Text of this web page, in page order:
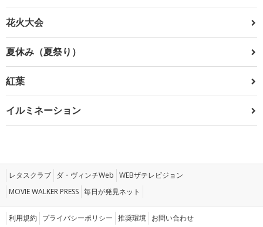
花火大会
夏休み（夏祭り）
紅葉
イルミネーション
レタスクラブ ダ・ヴィンチWeb WEBザテレビジョン
MOVIE WALKER PRESS 毎日が発見ネット
利用規約 プライバシーポリシー 推奨環境 お問い合わせ